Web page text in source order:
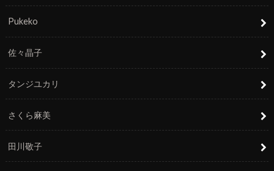
Pukeko
佐々晶子
タンジユカリ
さくら麻美
田川敬子